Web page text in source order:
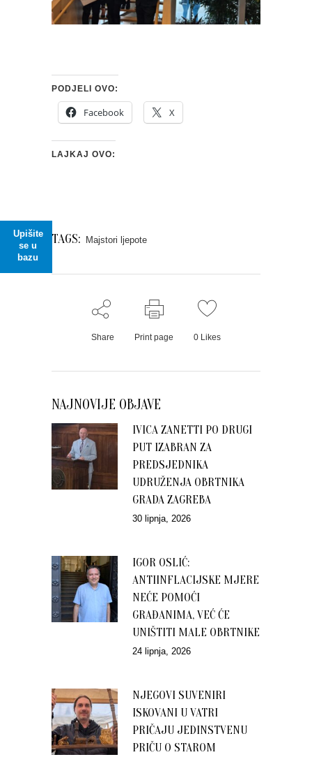
Upišite
se u
bazu
PODJELI OVO:
Facebook X
LAJKAJ OVO:
TAGS: Majstori ljepote
Share Print page 0 Likes
NAJNOVIJE OBJAVE
IVICA ZANETTI PO DRUGI
PUT IZABRAN ZA
PREDSJEDNIKA
UDRUŽENJA OBRTNIKA
GRADA ZAGREBA
30 lipnja, 2026
IGOR OSLIĆ:
ANTIINFLACIJSKE MJERE
NEĆE POMOĆI
GRAĐANIMA, VEĆ ĆE
UNIŠTITI MALE OBRTNIKE
24 lipnja, 2026
NJEGOVI SUVENIRI
ISKOVANI U VATRI
PRIČAJU JEDINSTVENU
PRIČU O STAROM